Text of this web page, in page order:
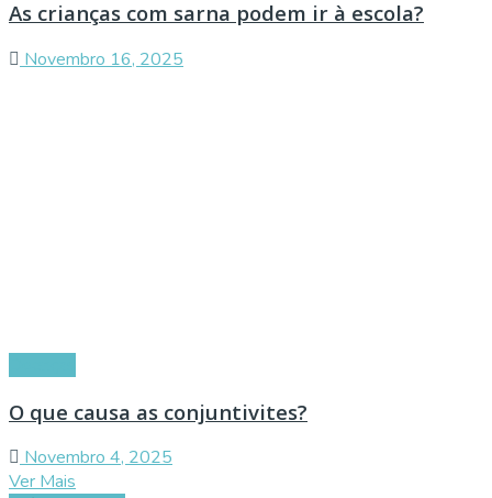
As crianças com sarna podem ir à escola?
Novembro 16, 2025
O que causa as conjuntivites?
Novembro 4, 2025
Ver Mais